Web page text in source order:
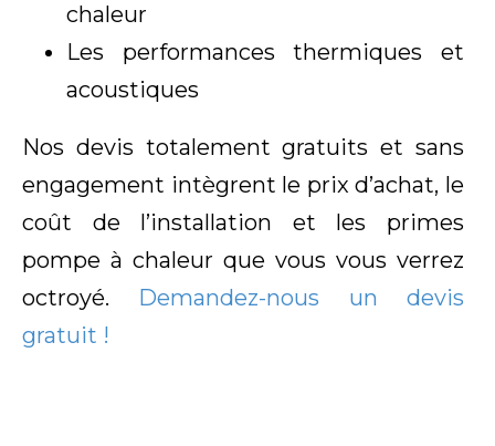
chaleur
Les performances thermiques et
acoustiques
Nos devis totalement gratuits et sans
engagement intègrent le prix d’achat, le
coût de l’installation et les primes
pompe à chaleur que vous vous verrez
octroyé. Demandez-nous un devis
gratuit !